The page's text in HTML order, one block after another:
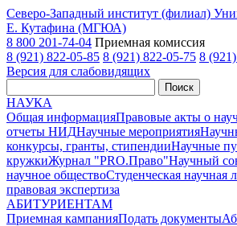
Северо-Западный институт (филиал)
Е. Кутафина (МГЮА)
8 800 201-74-04 Приемная комиссия
8 (921) 822-05-85 8 (921) 822-05-75 8
Версия для слабовидящих
Поиск
НАУКА
Общая информацияПравовые акты о
отчеты НИДНаучные мероприятия
конкурсы, гранты, стипендииНаучные
кружкиЖурнал "PRO.Право"Научный
научное обществоСтуденческая научная
правовая экспертиза
АБИТУРИЕНТАМ
Приемная кампанияПодать документы